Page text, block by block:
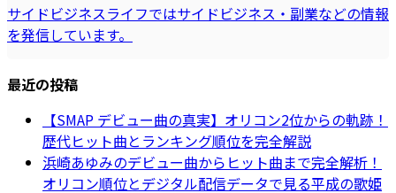
サイドビジネスライフではサイドビジネス・副業などの情報
を発信しています。
最近の投稿
【SMAP デビュー曲の真実】オリコン2位からの軌跡！
歴代ヒット曲とランキング順位を完全解説
浜崎あゆみのデビュー曲からヒット曲まで完全解析！
オリコン順位とデジタル配信データで見る平成の歌姫